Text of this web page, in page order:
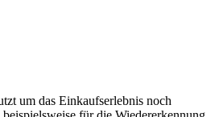
um das Einkaufserlebnis noch